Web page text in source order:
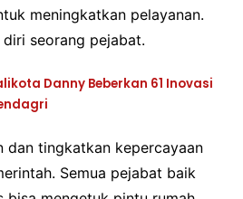
meningkatkan pelayanan.
seorang pejabat.
Danny Beberkan 61 Inovasi
dan tingkatkan kepercayaan
Semua pejabat baik